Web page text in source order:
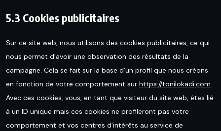
5.3 Cookies publicitaires
Sur ce site web, nous utilisons des cookies publicitaires, ce qui
nous permet d’avoir une observation des résultats de la
campagne. Cela se fait sur la base d’un profil que nous créons
en fonction de votre comportement sur https://tonilokadi.com.
Avec ces cookies, vous, en tant que visiteur du site web, êtes lié
à un ID unique mais ces cookies ne profileront pas votre
comportement et vos centres d’intérêts au service de